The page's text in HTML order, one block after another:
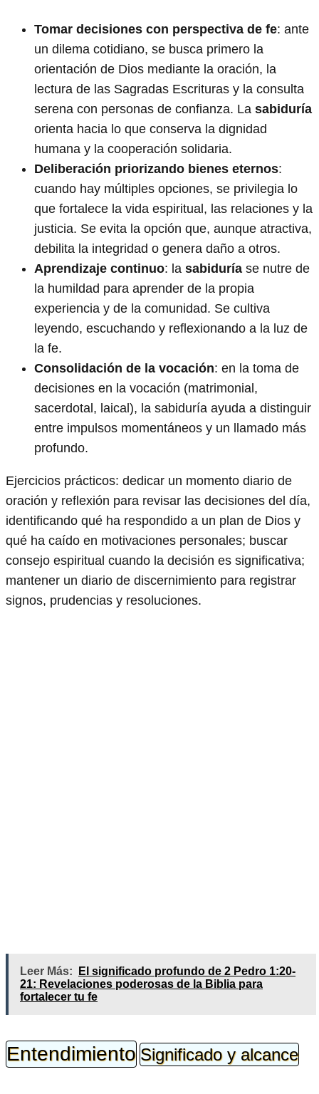
Tomar decisiones con perspectiva de fe: ante
un dilema cotidiano, se busca primero la
orientación de Dios mediante la oración, la
lectura de las Sagradas Escrituras y la consulta
serena con personas de confianza. La sabiduría
orienta hacia lo que conserva la dignidad
humana y la cooperación solidaria.
Deliberación priorizando bienes eternos:
cuando hay múltiples opciones, se privilegia lo
que fortalece la vida espiritual, las relaciones y la
justicia. Se evita la opción que, aunque atractiva,
debilita la integridad o genera daño a otros.
Aprendizaje continuo: la sabiduría se nutre de
la humildad para aprender de la propia
experiencia y de la comunidad. Se cultiva
leyendo, escuchando y reflexionando a la luz de
la fe.
Consolidación de la vocación: en la toma de
decisiones en la vocación (matrimonial,
sacerdotal, laical), la sabiduría ayuda a distinguir
entre impulsos momentáneos y un llamado más
profundo.
Ejercicios prácticos: dedicar un momento diario de
oración y reflexión para revisar las decisiones del día,
identificando qué ha respondido a un plan de Dios y
qué ha caído en motivaciones personales; buscar
consejo espiritual cuando la decisión es significativa;
mantener un diario de discernimiento para registrar
signos, prudencias y resoluciones.
Leer Más:
El significado profundo de 2 Pedro 1:20-
21: Revelaciones poderosas de la Biblia para
fortalecer tu fe
Entendimiento Significado y alcance